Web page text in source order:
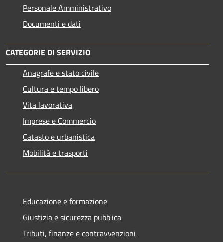
Personale Amministrativo
Documenti e dati
CATEGORIE DI SERVIZIO
Anagrafe e stato civile
Cultura e tempo libero
Vita lavorativa
Imprese e Commercio
Catasto e urbanistica
Mobilità e trasporti
Educazione e formazione
Giustizia e sicurezza pubblica
Tributi, finanze e contravvenzioni